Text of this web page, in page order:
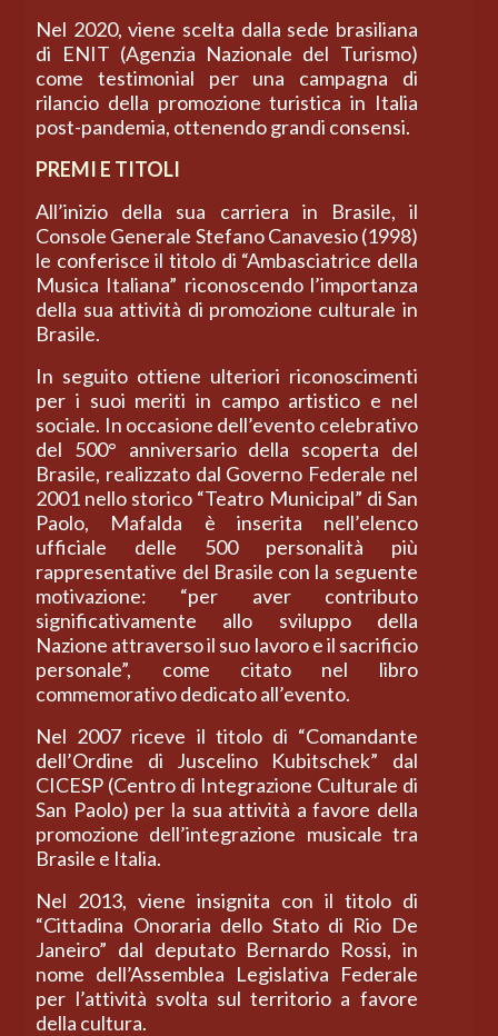
Nel 2020, viene scelta dalla sede brasiliana
di ENIT (Agenzia Nazionale del Turismo)
come testimonial per una campagna di
rilancio della promozione turistica in Italia
post-pandemia, ottenendo grandi consensi.
PREMI E TITOLI
All’inizio della sua carriera in Brasile, il
Console Generale Stefano Canavesio (1998)
le conferisce il titolo di “Ambasciatrice della
Musica Italiana” riconoscendo l’importanza
della sua attività di promozione culturale in
Brasile.
In seguito ottiene ulteriori riconoscimenti
per i suoi meriti in campo artistico e nel
sociale. In occasione dell’evento celebrativo
del 500° anniversario della scoperta del
Brasile, realizzato dal Governo Federale nel
2001 nello storico “Teatro Municipal” di San
Paolo, Mafalda è inserita nell’elenco
ufficiale delle 500 personalità più
rappresentative del Brasile con la seguente
motivazione: “per aver contributo
significativamente allo sviluppo della
Nazione attraverso il suo lavoro e il sacrificio
personale”, come citato nel libro
commemorativo dedicato all’evento.
Nel 2007 riceve il titolo di “Comandante
dell’Ordine di Juscelino Kubitschek” dal
CICESP (Centro di Integrazione Culturale di
San Paolo) per la sua attività a favore della
promozione dell’integrazione musicale tra
Brasile e Italia.
Nel 2013, viene insignita con il titolo di
“Cittadina Onoraria dello Stato di Rio De
Janeiro” dal deputato Bernardo Rossi, in
nome dell’Assemblea Legislativa Federale
per l’attività svolta sul territorio a favore
della cultura.